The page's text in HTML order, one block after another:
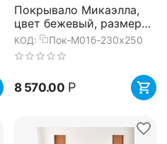
Покрывало Микаэлла,
цвет бежевый, размер
230х250, Sofi de Marko
КОД: Пок-М01б-230х250
8 570.00 Р